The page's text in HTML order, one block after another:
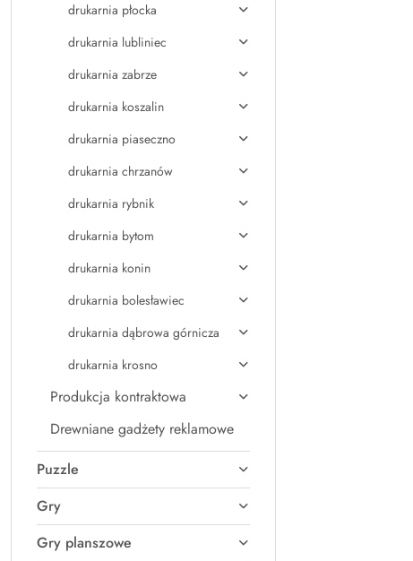
drukarnia płocka
drukarnia lubliniec
drukarnia zabrze
drukarnia koszalin
drukarnia piaseczno
drukarnia chrzanów
drukarnia rybnik
drukarnia bytom
drukarnia konin
drukarnia bolesławiec
drukarnia dąbrowa górnicza
drukarnia krosno
Produkcja kontraktowa
Drewniane gadżety reklamowe
Puzzle
Gry
Gry planszowe